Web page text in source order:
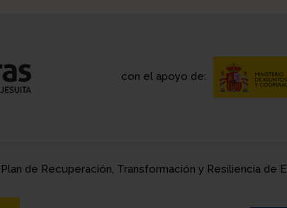
con el apoyo de:
de Recuperación, Transformación y Resiliencia de